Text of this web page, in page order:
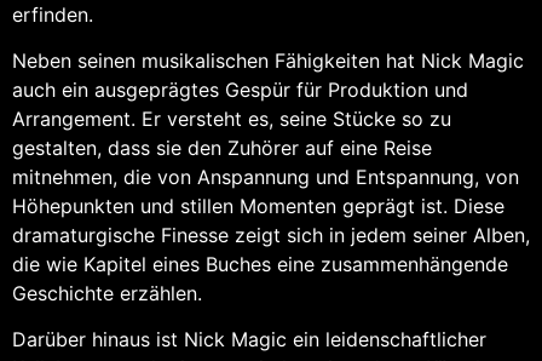
erfinden.
Neben seinen musikalischen Fähigkeiten hat Nick Magic
auch ein ausgeprägtes Gespür für Produktion und
Arrangement. Er versteht es, seine Stücke so zu
gestalten, dass sie den Zuhörer auf eine Reise
mitnehmen, die von Anspannung und Entspannung, von
Höhepunkten und stillen Momenten geprägt ist. Diese
dramaturgische Finesse zeigt sich in jedem seiner Alben,
die wie Kapitel eines Buches eine zusammenhängende
Geschichte erzählen.
Darüber hinaus ist Nick Magic ein leidenschaftlicher